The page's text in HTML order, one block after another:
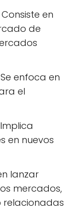
Consiste en
de
Se enfoca en
el
Implica
en nuevos
lanzar
mercados,
relacionadas